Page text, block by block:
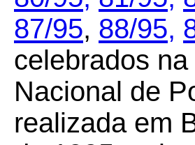
87/95, 88/95,
celebrados
Nacional de
realizada em